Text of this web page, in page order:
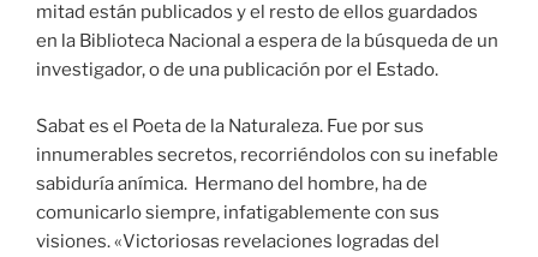
mitad están publicados y el resto de ellos guardados
en la Biblioteca Nacional a espera de la búsqueda de un
investigador, o de una publicación por el Estado.
Sabat es el Poeta de la Naturaleza. Fue por sus
innumerables secretos, recorriéndolos con su inefable
sabiduría anímica. Hermano del hombre, ha de
comunicarlo siempre, infatigablemente con sus
visiones. «Victoriosas revelaciones logradas del